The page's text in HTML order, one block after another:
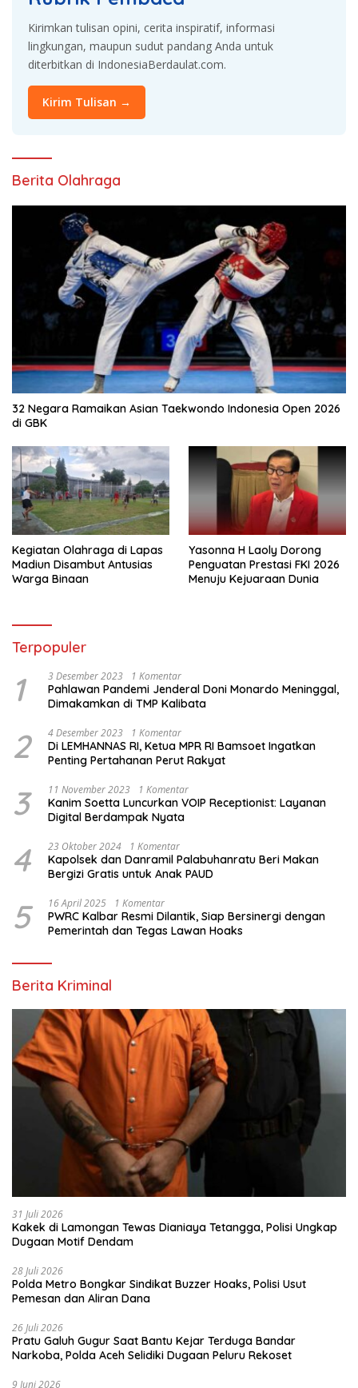
Kirimkan tulisan opini, cerita inspiratif, informasi
lingkungan, maupun sudut pandang Anda untuk
diterbitkan di IndonesiaBerdaulat.com.
Kirim Tulisan →
Berita Olahraga
32 Negara Ramaikan Asian Taekwondo Indonesia Open 2026
di GBK
Kegiatan Olahraga di Lapas
Madiun Disambut Antusias
Warga Binaan
Yasonna H Laoly Dorong
Penguatan Prestasi FKI 2026
Menuju Kejuaraan Dunia
Terpopuler
1 3 Desember 2023 1 Komentar
Pahlawan Pandemi Jenderal Doni Monardo Meninggal,
Dimakamkan di TMP Kalibata
2 4 Desember 2023 1 Komentar
Di LEMHANNAS RI, Ketua MPR RI Bamsoet Ingatkan
Penting Pertahanan Perut Rakyat
3 11 November 2023 1 Komentar
Kanim Soetta Luncurkan VOIP Receptionist: Layanan
Digital Berdampak Nyata
4 23 Oktober 2024 1 Komentar
Kapolsek dan Danramil Palabuhanratu Beri Makan
Bergizi Gratis untuk Anak PAUD
5 16 April 2025 1 Komentar
PWRC Kalbar Resmi Dilantik, Siap Bersinergi dengan
Pemerintah dan Tegas Lawan Hoaks
Berita Kriminal
31 Juli 2026
Kakek di Lamongan Tewas Dianiaya Tetangga, Polisi Ungkap
Dugaan Motif Dendam
28 Juli 2026
Polda Metro Bongkar Sindikat Buzzer Hoaks, Polisi Usut
Pemesan dan Aliran Dana
26 Juli 2026
Pratu Galuh Gugur Saat Bantu Kejar Terduga Bandar
Narkoba, Polda Aceh Selidiki Dugaan Peluru Rekoset
9 Juni 2026